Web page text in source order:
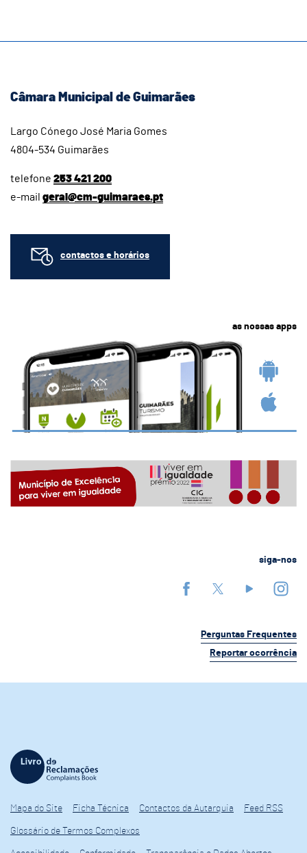
Câmara Municipal de Guimarães
Largo Cónego José Maria Gomes
4804-534 Guimarães
telefone 253 421 200
e-mail geral@cm-guimaraes.pt
contactos e horários
as nossas apps
siga-nos
Perguntas Frequentes
Reportar ocorrência
Mapa do Site Ficha Técnica Contactos da Autarquia Feed RSS
Glossário de Termos Complexos